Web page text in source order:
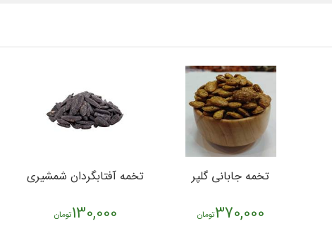
تخمه جابانی گلپر
370,000تومان
تخمه آفتابگردان شمشیری
130,000تومان